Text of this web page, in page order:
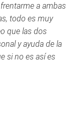
a ambas
todo es muy
que las dos
y ayuda de la
si no es así es